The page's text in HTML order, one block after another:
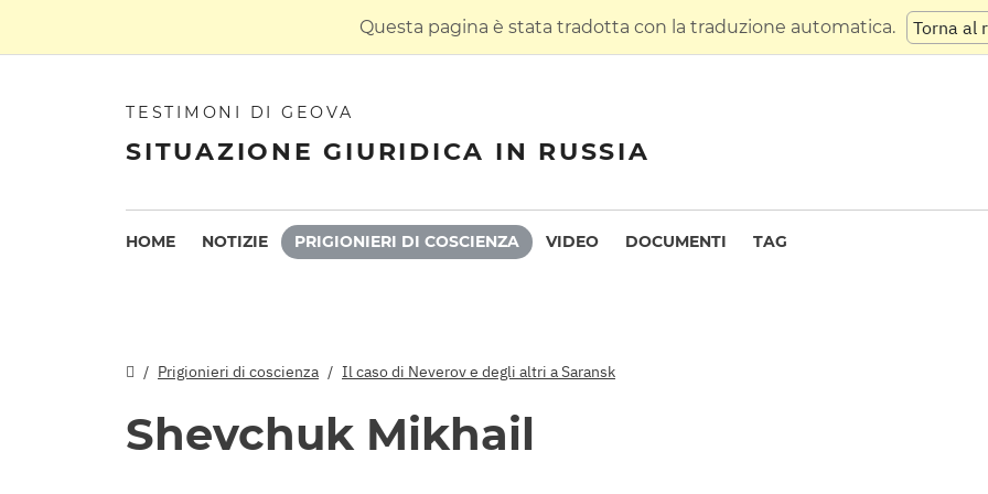
Questa pagina è stata tradotta con la traduzione automatica. Torna al
TESTIMONI DI GEOVA
SITUAZIONE GIURIDICA IN RUSSIA
HOME NOTIZIE PRIGIONIERI DI COSCIENZA VIDEO DOCUMENTI TAG
Prigionieri di coscienza Il caso di Neverov e degli altri a Saransk
Shevchuk Mikhail